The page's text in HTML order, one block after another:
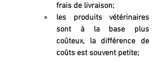
frais de livraison;
les produits vétérinaires
sont à la base plus
coûteux, la différence de
coûts est souvent petite;